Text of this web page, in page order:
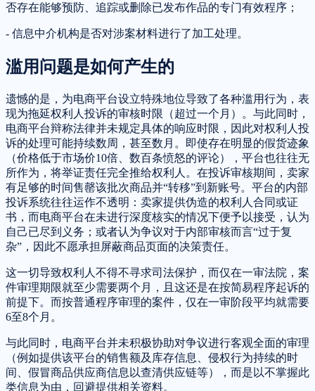
否存在能够预防、追踪或删除已发布作品的专门有效程序；
- 信息中介机构是否对涉案材料进行了加工处理。
滥用问题是如何产生的
遗憾的是，为电商平台设立特殊地位导致了各种滥用行为，表
现为拖延权利人投诉的审核时限（超过一个月）。与此同时，
电商平台辩称法律并未规定具体的响应时限，因此对权利人投
诉的处理可能持续数周，甚至数月。即使存在明显的假货迹象
（价格低于市场价10倍、数百条愤怒的评论），平台也往往无
所作为，将举证责任完全推给权利人。在投诉审核期间，卖家
有足够的时间售罄该批次商品并“转移”到新账号。平台的内部
投诉系统往往运作不透明：卖家提供伪造的权利人合同或证
书，而电商平台在未进行深度核实的情况下便予以接受，认为
自己已尽到义务；或者认为争议对于内部审核而言“过于复
杂”，因此不愿承担屏蔽商品页面的决策责任。
这一切导致权利人不得不寻求司法保护，而仅在一审法院，案
件审理期限就至少需要两个月，且这还是在按简易程序起诉的
前提下。而按普通程序审理的案件，仅在一审阶段平均就需要
6至8个月。
与此同时，电商平台并未积极协助对争议进行客观全面的审理
（例如提供该平台的销售额及库存信息、侵权行为持续的时
间、假冒商品供应商信息以查清供应链等），而是以不掌握此
类信息为由，回避提供相关资料。